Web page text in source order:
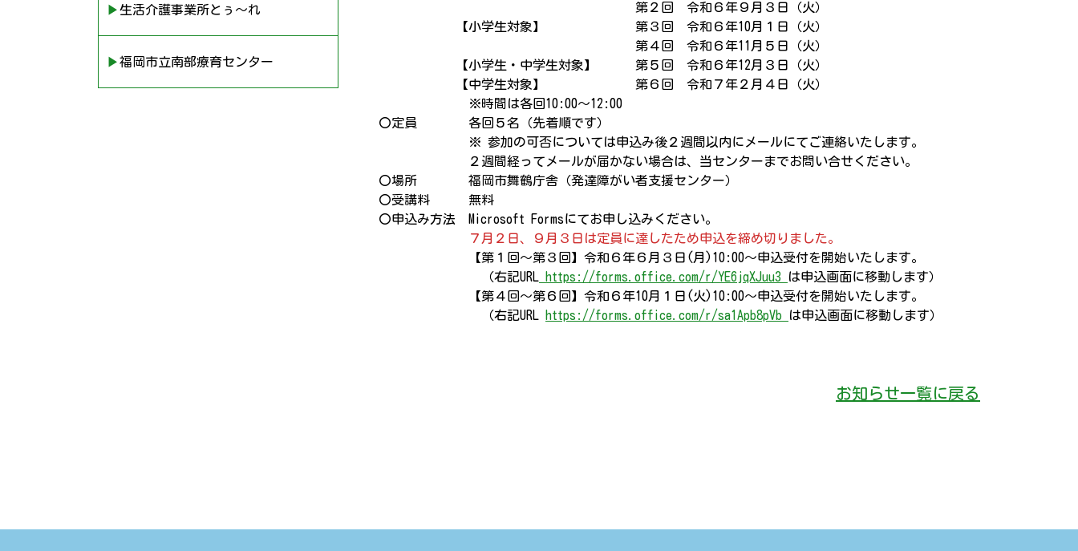
▶︎生活介護事業所とぅ〜れ
▶︎福岡市立南部療育センター
第２回 令和６年９月３日（火）
【小学生対象】 第３回 令和６年10月１日（火）
第４回 令和６年11月５日（火）
【小学生・中学生対象】 第５回 令和６年12月３日（火）
【中学生対象】 第６回 令和７年２月４日（火）
※時間は各回10:00～12:00
〇定員 各回５名（先着順です）
※ 参加の可否については申込み後２週間以内にメールにてご連絡いたします。
２週間経ってメールが届かない場合は、当センターまでお問い合せください。
〇場所 福岡市舞鶴庁舎（発達障がい者支援センター）
〇受講料 無料
〇申込み方法 Microsoft Formsにてお申し込みください。
７月２日、９月３日は定員に達したため申込を締め切りました。
【第１回～第３回】令和６年６月３日(月)10:00～申込受付を開始いたします。
（右記URL
https://forms.office.com/r/YE6jqXJuu3
は申込画面に移動します）
【第４回～第６回】令和６年10月１日(火)10:00～申込受付を開始いたします。
（右記URL
https://forms.office.com/r/sa1Apb8pVb は申込画面に移動します）
お知らせ一覧に戻る